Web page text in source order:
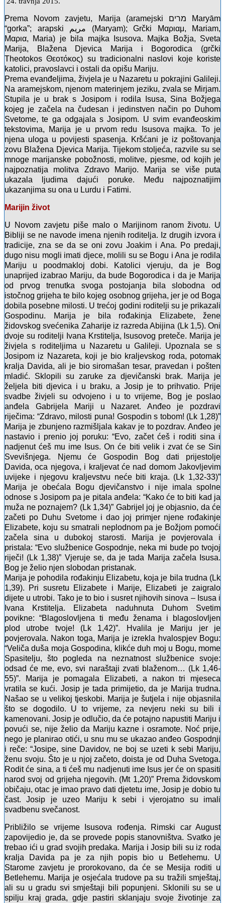
Prema Novom zavjetu, Marija (aramejski מרים Maryām
“gorka”; arapski مريم (Maryam); Grčki Μαριαμ, Mariam,
Μαρια, Maria) je bila majka Isusova. Majka Božja, Sveta
Marija, Blažena Djevica Marija i Bogorodica (grčki
Theotokos Θεοτόκος) su tradicionalni naslovi koje koriste
katolici, pravoslavci i ostali da opišu Mariju.
Prema evanđeljima, živjela je u Nazaretu u pokrajini Galileji.
Na aramejskom, njenom materinjem jeziku, zvala se Mirjam.
Stupila je u brak s Josipom i rodila Isusa, Sina Božjega
kojeg je začela na čudesan i jedinstven način po Duhom
Svetome, te ga odgajala s Josipom. U svim evanđeoskim
tekstovima, Marija je u prvom redu Isusova majka. To je
njena uloga u povijesti spasenja. Kršćani je iz poštovanja
zovu Blažena Djevica Marija. Tijekom stoljeća, razvile su se
mnoge marijanske pobožnosti, molitve, pjesme, od kojih je
najpoznatija molitva Zdravo Marijo. Marija se više puta
ukazala ljudima dajući poruke. Među najpoznatijim
ukazanjima su ona u Lurdu i Fatimi.
Marijin život
U Novom zavjetu piše malo o Marijinom ranom životu. U
Bibliji se ne navode imena njenih roditelja. Iz drugih izvora i
tradicije, zna se da se oni zovu Joakim i Ana. Po predaji,
dugo nisu mogli imati djece, molili su se Bogu i Ana je rodila
Mariju u poodmakloj dobi. Katolici vjeruju, da je Bog
unaprijed izabrao Mariju, da bude Bogorodica i da je Marija
od prvog trenutka svoga postojanja bila slobodna od
istočnog grijeha te bilo kojeg osobnog grijeha, jer je od Boga
dobila posebne milosti. U trećoj godini roditelji su je prikazali
Gospodinu. Marija je bila rođakinja Elizabete, žene
židovskog svećenika Zaharije iz razreda Abijina (Lk 1,5). Oni
dvoje su roditelji Ivana Krstitelja, Isusovog preteče. Marija je
živjela s roditeljima u Nazaretu u Galileji. Upoznala se s
Josipom iz Nazareta, koji je bio kraljevskog roda, potomak
kralja Davida, ali je bio siromašan tesar, pravedan i pošten
mladić. Sklopili su zaruke za djevičanski brak. Marija je
željela biti djevica i u braku, a Josip je to prihvatio. Prije
svadbe živjeli su odvojeno i u to vrijeme, Bog je poslao
anđela Gabrijela Mariji u Nazaret. Anđeo je pozdravi
riječima: “Zdravo, milosti puna! Gospodin s tobom! (Lk 1,28)”
Marija je zbunjeno razmišljala kakav je to pozdrav. Anđeo je
nastavio i prenio joj poruku: “Evo, začet ćeš i roditi sina i
nadjenut ćeš mu ime Isus. On će biti velik i zvat će se Sin
Svevišnjega. Njemu će Gospodin Bog dati prijestolje
Davida, oca njegova, i kraljevat će nad domom Jakovljevim
uvijeke i njegovu kraljevstvu neće biti kraja. (Lk 1,32-33)”
Marija je obećala Bogu djevičanstvo i nije imala spolne
odnose s Josipom pa je pitala anđela: “Kako će to biti kad ja
muža ne poznajem? (Lk 1,34)” Gabrijel joj je objasnio, da će
začeti po Duhu Svetome i dao joj primjer njene rođakinje
Elizabete, koju su smatrali neplodnom pa je Božjom pomoći
začela sina u dubokoj starosti. Marija je povjerovala i
pristala: “Evo službenice Gospodnje, neka mi bude po tvojoj
riječi! (Lk 1,38)” Vjeruje se, da je tada Marija začela Isusa.
Bog je želio njen slobodan pristanak.
Marija je pohodila rođakinju Elizabetu, koja je bila trudna (Lk
1,39). Pri susretu Elizabete i Marije, Elizabeti je zaigralo
dijete u utrobi. Tako je to bio i susret njihovih sinova – Isusa i
Ivana Krstitelja. Elizabeta naduhnuta Duhom Svetim
povikne: “Blagoslovljena ti među ženama i blagoslovljen
plod utrobe tvoje! (Lk 1,42)”. Hvalila je Mariju jer je
povjerovala. Nakon toga, Marija je izrekla hvalospjev Bogu:
“Veliča duša moja Gospodina, klikće duh moj u Bogu, mome
Spasitelju, što pogleda na neznatnost službenice svoje:
odsad će me, evo, svi naraštaji zvati blaženom… (Lk 1,46-
55)”. Marija je pomagala Elizabeti, a nakon tri mjeseca
vratila se kući. Josip je tada primijetio, da je Marija trudna.
Našao se u velikoj tjeskobi. Marija je šutjela i nije objasnila
što se dogodilo. U to vrijeme, za nevjeru neki su bili i
kamenovani. Josip je odlučio, da će potajno napustiti Mariju i
povući se, nije želio da Mariju kazne i osramote. Noć prije,
nego je planirao otići, u snu mu se ukazao anđeo Gospodnji
i reče: “Josipe, sine Davidov, ne boj se uzeti k sebi Mariju,
ženu svoju. Što je u njoj začeto, doista je od Duha Svetoga.
Rodit će sina, a ti ćeš mu nadjenuti ime Isus jer će on spasiti
narod svoj od grijeha njegovih. (Mt 1,20)” Prema židovskom
običaju, otac je imao pravo dati djetetu ime, Josip je dobio tu
čast. Josip je uzeo Mariju k sebi i vjerojatno su imali
svadbenu svečanost.
Približilo se vrijeme Isusova rođenja. Rimski car August
zapovijedio je, da se provede popis stanovništva. Svatko je
trebao ići u grad svojih predaka. Marija i Josip bili su iz roda
kralja Davida pa je za njih popis bio u Betlehemu. U
Starome zavjetu je prorokovano, da će se Mesija roditi u
Betlehemu. Marija je osjećala trudove pa su tražili smještaj,
ali su u gradu svi smještaji bili popunjeni. Sklonili su se u
spilju kraj grada, gdje pastiri sklanjaju svoje životinje za